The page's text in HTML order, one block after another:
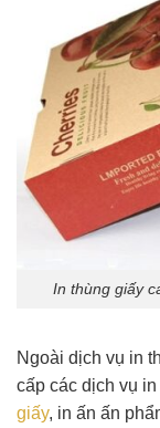
In thùng giấy
Ngoài dịch vụ in
cấp các dịch vụ
giấy, in ấn ấn